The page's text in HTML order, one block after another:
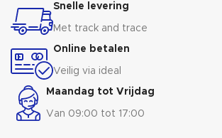
Snelle levering
Met track and trace
Online betalen
Veilig via ideal
Maandag tot Vrijdag
Van 09:00 tot 17:00